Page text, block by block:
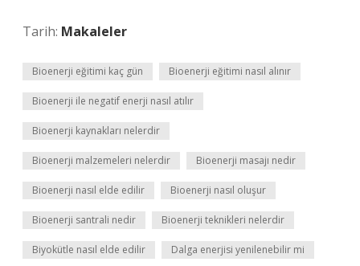
Tarih: Makaleler
Bioenerji eğitimi kaç gün Bioenerji eğitimi nasıl alınır
Bioenerji ile negatif enerji nasıl atılır
Bioenerji kaynakları nelerdir
Bioenerji malzemeleri nelerdir Bioenerji masajı nedir
Bioenerji nasıl elde edilir Bioenerji nasıl oluşur
Bioenerji santrali nedir Bioenerji teknikleri nelerdir
Biyokütle nasıl elde edilir Dalga enerjisi yenilenebilir mi